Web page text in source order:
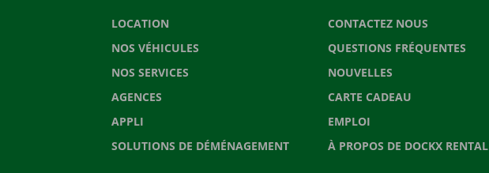
LOCATION
NOS VÉHICULES
NOS SERVICES
AGENCES
APPLI
SOLUTIONS DE DÉMÉNAGEMENT
CONTACTEZ NOUS
QUESTIONS FRÉQUENTES
NOUVELLES
CARTE CADEAU
EMPLOI
À PROPOS DE DOCKX RENTAL